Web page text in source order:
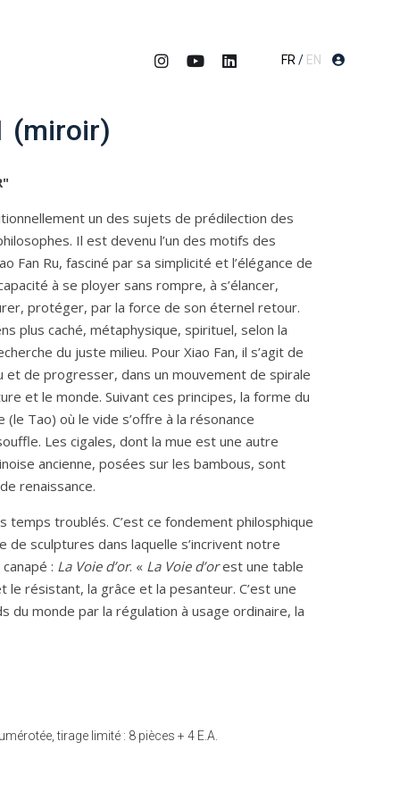
FR / EN
(miroir)
un des sujets de prédilection des
Il est devenu l’un des motifs des
Fan Ru, fasciné par sa simplicité et l’élégance de
à se ployer sans rompre, à s’élancer,
protéger, par la force de son éternel retour.
plus caché, métaphysique, spirituel, selon la
du juste milieu. Pour Xiao Fan, il s’agit de
et de progresser, dans un mouvement de spirale
et le monde. Suivant ces principes, la forme du
Tao) où le vide s’offre à la résonance
Les cigales, dont la mue est une autre
ancienne, posées sur les bambous, sont
renaissance.
temps troublés. C’est ce fondement philosphique
de sculptures dans laquelle s’incrivent notre
: La Voie d’or. « La Voie d’orest une table
le résistant, la grâce et la pesanteur. C’est une
du monde par la régulation à usage ordinaire, la
tirage limité : 8 pièces + 4 E.A.